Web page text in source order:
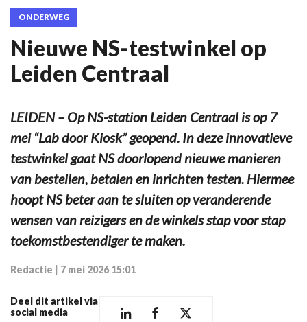
ONDERWEG
Nieuwe NS-testwinkel op
Leiden Centraal
LEIDEN – Op NS-station Leiden Centraal is op 7
mei “Lab door Kiosk” geopend. In deze innovatieve
testwinkel gaat NS doorlopend nieuwe manieren
van bestellen, betalen en inrichten testen. Hiermee
hoopt NS beter aan te sluiten op veranderende
wensen van reizigers en de winkels stap voor stap
toekomstbestendiger te maken.
Redactie 7 mei 2026 15:01
Deel dit artikel via
social media